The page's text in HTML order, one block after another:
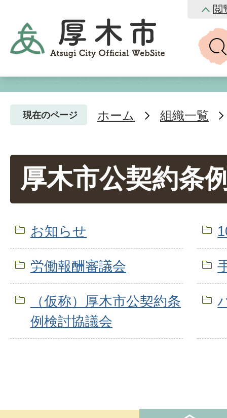
閲
現在のページ ホーム 組織一覧
厚木市公契約条
お知らせ
労働報酬審議会
（仮称）厚木市公契約条
例検討協議会